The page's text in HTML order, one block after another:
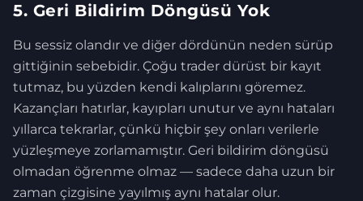
5. Geri Bildirim Döngüsü Yok
Bu sessiz olandır ve diğer dördünün neden sürüp
gittiğinin sebebidir. Çoğu trader dürüst bir kayıt
tutmaz, bu yüzden kendi kalıplarını göremez.
Kazançları hatırlar, kayıpları unutur ve aynı hataları
yıllarca tekrarlar, çünkü hiçbir şey onları verilerle
yüzleşmeye zorlamamıştır. Geri bildirim döngüsü
olmadan öğrenme olmaz — sadece daha uzun bir
zaman çizgisine yayılmış aynı hatalar olur.